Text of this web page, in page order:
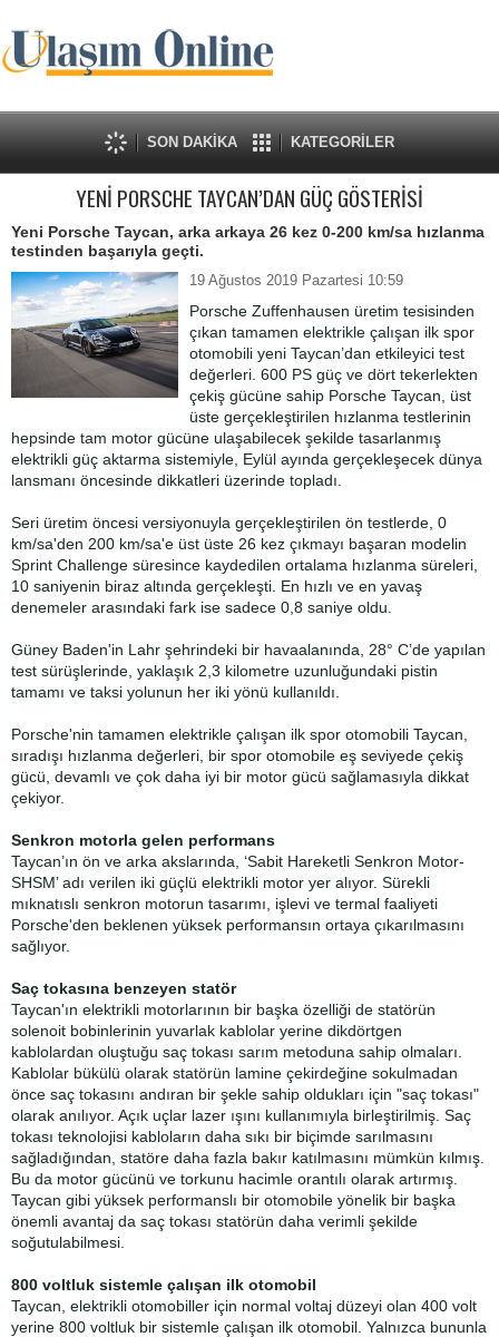
SON DAKİKA KATEGORİLER
YENİ PORSCHE TAYCAN’DAN GÜÇ GÖSTERİSİ
Yeni Porsche Taycan, arka arkaya 26 kez 0-200 km/sa hızlanma
testinden başarıyla geçti.
19 Ağustos 2019 Pazartesi 10:59
Porsche Zuffenhausen üretim tesisinden
çıkan tamamen elektrikle çalışan ilk spor
otomobili yeni Taycan’dan etkileyici test
değerleri. 600 PS güç ve dört tekerlekten
çekiş gücüne sahip Porsche Taycan, üst
üste gerçekleştirilen hızlanma testlerinin
hepsinde tam motor gücüne ulaşabilecek şekilde tasarlanmış
elektrikli güç aktarma sistemiyle, Eylül ayında gerçekleşecek dünya
lansmanı öncesinde dikkatleri üzerinde topladı.
Seri üretim öncesi versiyonuyla gerçekleştirilen ön testlerde, 0
km/sa'den 200 km/sa'e üst üste 26 kez çıkmayı başaran modelin
Sprint Challenge süresince kaydedilen ortalama hızlanma süreleri,
10 saniyenin biraz altında gerçekleşti. En hızlı ve en yavaş
denemeler arasındaki fark ise sadece 0,8 saniye oldu.
Güney Baden'in Lahr şehrindeki bir havaalanında, 28° C’de yapılan
test sürüşlerinde, yaklaşık 2,3 kilometre uzunluğundaki pistin
tamamı ve taksi yolunun her iki yönü kullanıldı.
Porsche'nin tamamen elektrikle çalışan ilk spor otomobili Taycan,
sıradışı hızlanma değerleri, bir spor otomobile eş seviyede çekiş
gücü, devamlı ve çok daha iyi bir motor gücü sağlamasıyla dikkat
çekiyor.
Senkron motorla gelen performans
Taycan’ın ön ve arka akslarında, ‘Sabit Hareketli Senkron Motor-
SHSM’ adı verilen iki güçlü elektrikli motor yer alıyor. Sürekli
mıknatıslı senkron motorun tasarımı, işlevi ve termal faaliyeti
Porsche'den beklenen yüksek performansın ortaya çıkarılmasını
sağlıyor.
Saç tokasına benzeyen statör
Taycan'ın elektrikli motorlarının bir başka özelliği de statörün
solenoit bobinlerinin yuvarlak kablolar yerine dikdörtgen
kablolardan oluştuğu saç tokası sarım metoduna sahip olmaları.
Kablolar bükülü olarak statörün lamine çekirdeğine sokulmadan
önce saç tokasını andıran bir şekle sahip oldukları için "saç tokası"
olarak anılıyor. Açık uçlar lazer ışını kullanımıyla birleştirilmiş. Saç
tokası teknolojisi kabloların daha sıkı bir biçimde sarılmasını
sağladığından, statöre daha fazla bakır katılmasını mümkün kılmış.
Bu da motor gücünü ve torkunu hacimle orantılı olarak artırmış.
Taycan gibi yüksek performanslı bir otomobile yönelik bir başka
önemli avantaj da saç tokası statörün daha verimli şekilde
soğutulabilmesi.
800 voltluk sistemle çalışan ilk otomobil
Taycan, elektrikli otomobiller için normal voltaj düzeyi olan 400 volt
yerine 800 voltluk bir sistemle çalışan ilk otomobil. Yalnızca bununla